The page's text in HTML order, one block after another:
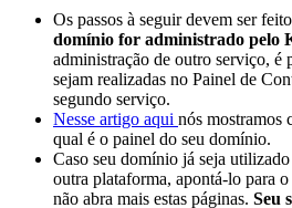
Os passos à seguir devem ser
domínio for administrado pelo
administração de outro serviço, é
sejam realizadas no Painel de
segundo serviço.
Nesse artigo aqui nós mostramos
qual é o painel do seu domínio.
Caso seu domínio já seja
outra plataforma, apontá-lo para
não abra mais estas páginas. Seu